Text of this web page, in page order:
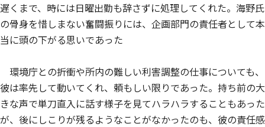
遅くまで、時には日曜出勤も辞さずに処理してくれた。海野氏
の骨身を惜しまない奮闘振りには、企画部門の責任者として本
当に頭の下がる思いであった
環境庁との折衝や所内の難しい利害調整の仕事についても、
彼は率先して動いてくれ、頼もしい限りであった。持ち前の大
きな声で単刀直入に話す様子を見てハラハラすることもあった
が、後にしこりが残るようなことがなかったのも、彼の責任感